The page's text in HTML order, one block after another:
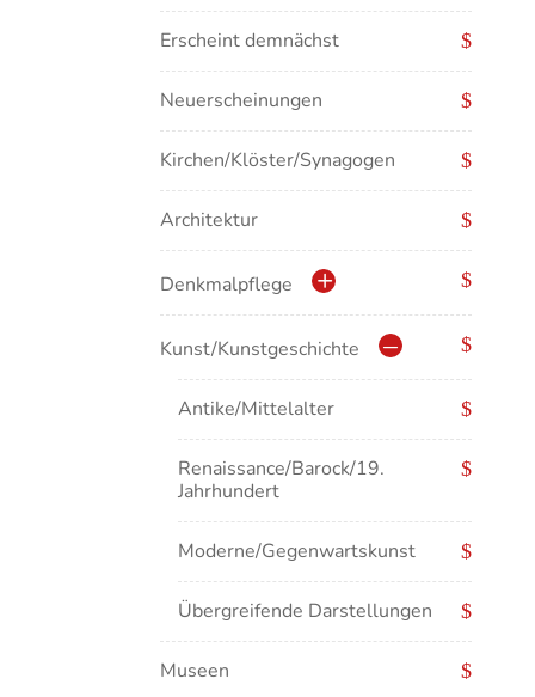
Erscheint demnächst
Neuerscheinungen
Kirchen/Klöster/Synagogen
Architektur
Denkmalpflege
Kulturdenkmale in Baden-
Württemberg
Kunst/Kunstgeschichte
Antike/Mittelalter
Renaissance/Barock/19.
Jahrhundert
Moderne/Gegenwartskunst
Übergreifende Darstellungen
Museen